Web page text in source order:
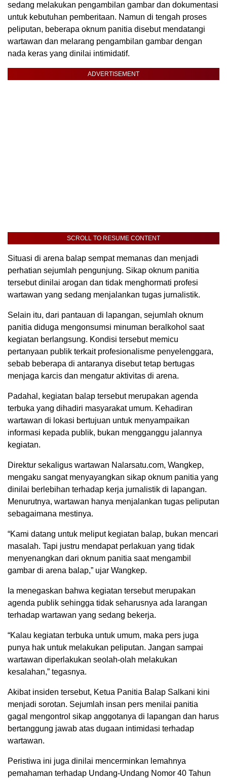
sedang melakukan pengambilan gambar dan dokumentasi
untuk kebutuhan pemberitaan. Namun di tengah proses
peliputan, beberapa oknum panitia disebut mendatangi
wartawan dan melarang pengambilan gambar dengan
nada keras yang dinilai intimidatif.
ADVERTISEMENT
SCROLL TO RESUME CONTENT
Situasi di arena balap sempat memanas dan menjadi
perhatian sejumlah pengunjung. Sikap oknum panitia
tersebut dinilai arogan dan tidak menghormati profesi
wartawan yang sedang menjalankan tugas jurnalistik.
Selain itu, dari pantauan di lapangan, sejumlah oknum
panitia diduga mengonsumsi minuman beralkohol saat
kegiatan berlangsung. Kondisi tersebut memicu
pertanyaan publik terkait profesionalisme penyelenggara,
sebab beberapa di antaranya disebut tetap bertugas
menjaga karcis dan mengatur aktivitas di arena.
Padahal, kegiatan balap tersebut merupakan agenda
terbuka yang dihadiri masyarakat umum. Kehadiran
wartawan di lokasi bertujuan untuk menyampaikan
informasi kepada publik, bukan mengganggu jalannya
kegiatan.
Direktur sekaligus wartawan Nalarsatu.com, Wangkep,
mengaku sangat menyayangkan sikap oknum panitia yang
dinilai berlebihan terhadap kerja jurnalistik di lapangan.
Menurutnya, wartawan hanya menjalankan tugas peliputan
sebagaimana mestinya.
“Kami datang untuk meliput kegiatan balap, bukan mencari
masalah. Tapi justru mendapat perlakuan yang tidak
menyenangkan dari oknum panitia saat mengambil
gambar di arena balap,” ujar Wangkep.
Ia menegaskan bahwa kegiatan tersebut merupakan
agenda publik sehingga tidak seharusnya ada larangan
terhadap wartawan yang sedang bekerja.
“Kalau kegiatan terbuka untuk umum, maka pers juga
punya hak untuk melakukan peliputan. Jangan sampai
wartawan diperlakukan seolah-olah melakukan
kesalahan,” tegasnya.
Akibat insiden tersebut, Ketua Panitia Balap Salkani kini
menjadi sorotan. Sejumlah insan pers menilai panitia
gagal mengontrol sikap anggotanya di lapangan dan harus
bertanggung jawab atas dugaan intimidasi terhadap
wartawan.
Peristiwa ini juga dinilai mencerminkan lemahnya
pemahaman terhadap Undang-Undang Nomor 40 Tahun